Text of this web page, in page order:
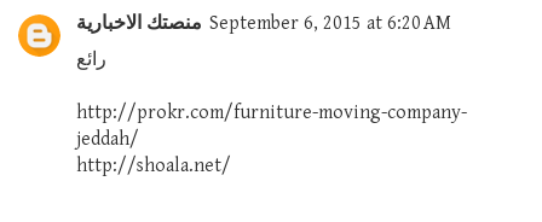
منصتك الاخبارية September 6, 2015 at 6:20 AM
رائع
http://prokr.com/furniture-moving-company-
jeddah/
http://shoala.net/